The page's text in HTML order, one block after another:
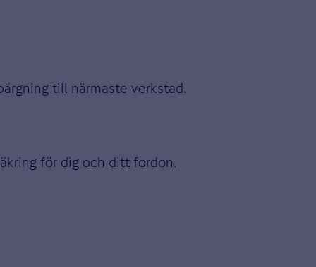
till närmaste verkstad.
för dig och ditt fordon.